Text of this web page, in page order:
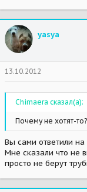
yasya
13.10.2012
Chimaera сказал(а):
Почему не хотят-
Вы сами ответили на
Мне сказали что не
просто не берут